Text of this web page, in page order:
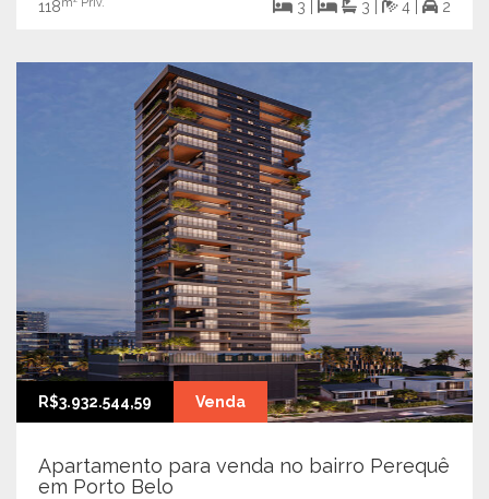
118 3 | 3 | 4 | 2
R$3.932.544,59 Venda
Apartamento para venda no bairro Perequê
em Porto Belo